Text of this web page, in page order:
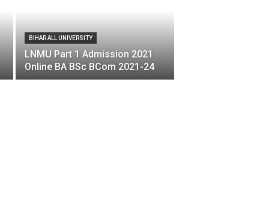
BIHAR ALL UNIVERSITY
LNMU Part 1 Admission 2021
Online BA BSc BCom 2021-24